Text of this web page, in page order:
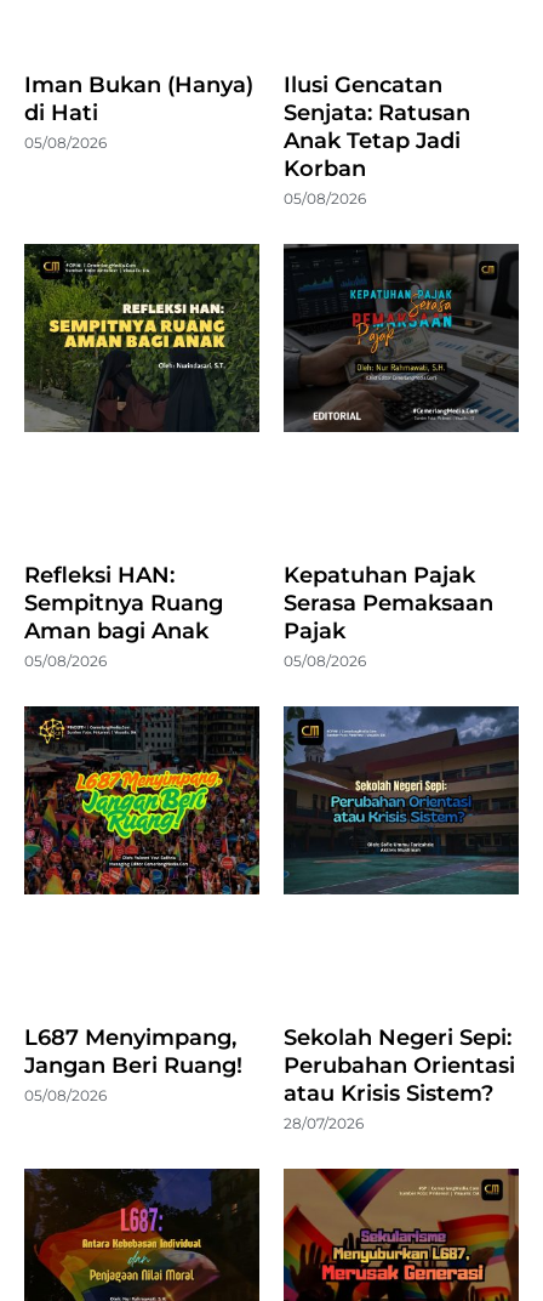
Iman Bukan (Hanya)
di Hati
05/08/2026
Ilusi Gencatan
Senjata: Ratusan
Anak Tetap Jadi
Korban
05/08/2026
Refleksi HAN:
Sempitnya Ruang
Aman bagi Anak
05/08/2026
Kepatuhan Pajak
Serasa Pemaksaan
Pajak
05/08/2026
L687 Menyimpang,
Jangan Beri Ruang!
05/08/2026
Sekolah Negeri Sepi:
Perubahan Orientasi
atau Krisis Sistem?
28/07/2026